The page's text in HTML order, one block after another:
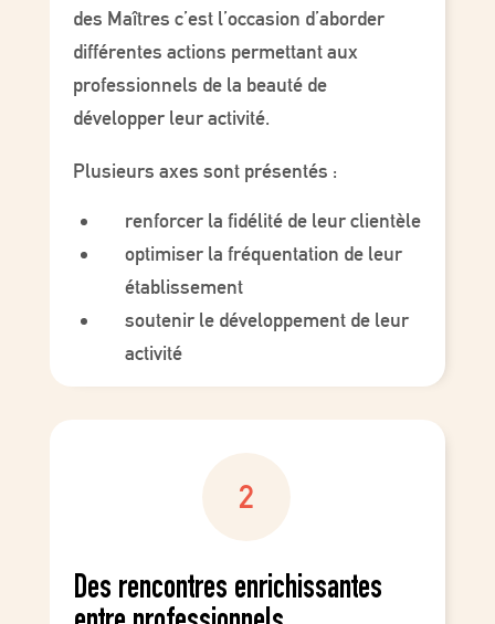
des Maîtres c’est l’occasion d’aborder
différentes actions permettant aux
professionnels de la beauté de
développer leur activité.
Plusieurs axes sont présentés :
renforcer la fidélité de leur clientèle
optimiser la fréquentation de leur
établissement
soutenir le développement de leur
activité
Des rencontres enrichissantes